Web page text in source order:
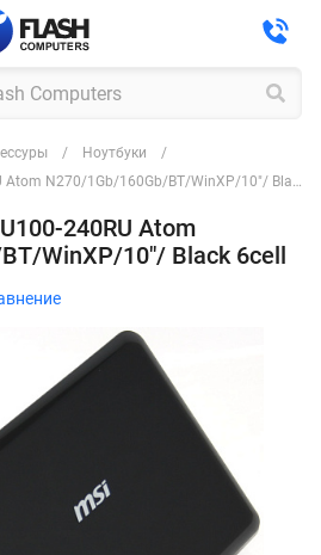
Ноутбуки
Нетбук MSI Wind U100-240RU Atom N270/1Gb/160Gb/BT/WinXP/10"/ Black 6cell
240RU Atom
WinXP/10"/ Black 6cell